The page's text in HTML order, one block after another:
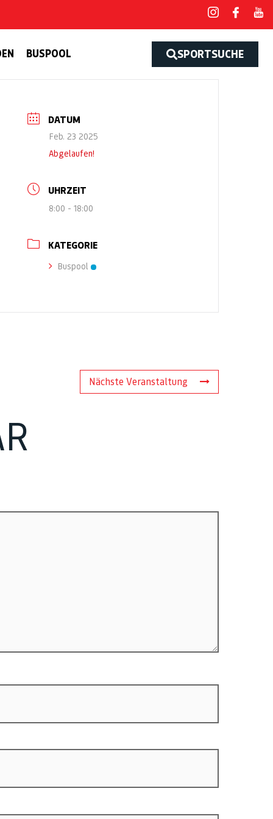
BUSPOOL SPORTSUCHE
DATUM
Feb. 23 2025
Abgelaufen!
UHRZEIT
8:00 - 18:00
KATEGORIE
Buspool
Nächste Veranstaltung